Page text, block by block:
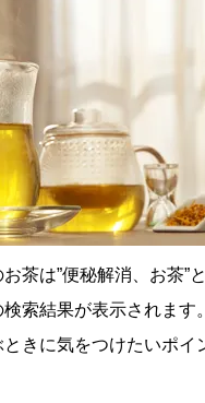
茶は”便秘解消、お茶”
索結果が表示されます。
きに気をつけたいポイ